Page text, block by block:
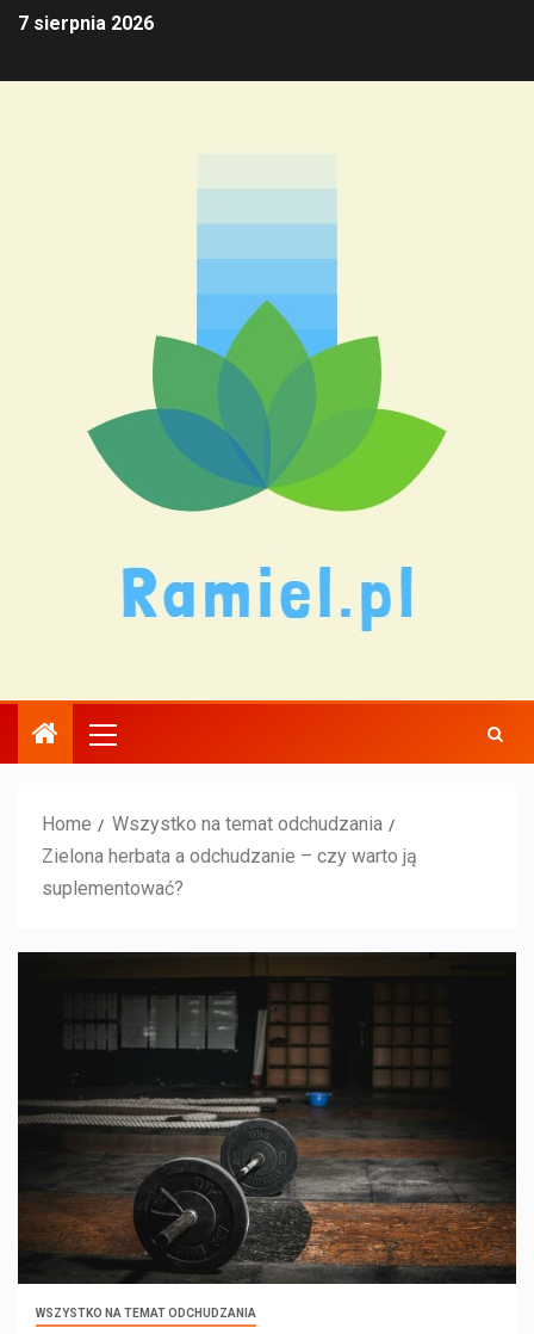
7 sierpnia 2026
Home
Wszystko na temat odchudzania
Zielona herbata a odchudzanie – czy warto ją
suplementować?
WSZYSTKO NA TEMAT ODCHUDZANIA